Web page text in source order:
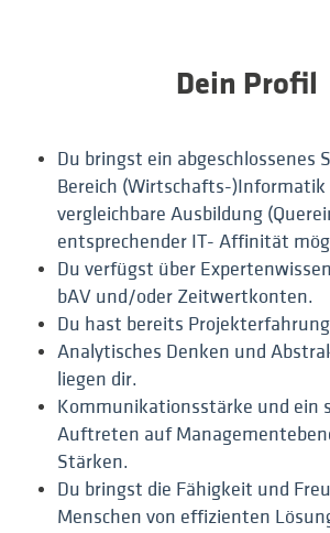
Dein Profil
Du bringst ein abgeschlossenes
Bereich (Wirtschafts-)Informatik
vergleichbare Ausbildung
entsprechender IT- Affinität
Du verfügst über
bAV und/oder Zeitwertkonten.
Du hast bereits
Analytisches Denken und
liegen dir.
Kommunikationsstärke und ein
Auftreten auf
Stärken.
Du bringst die Fähigkeit und
Menschen von effizienten